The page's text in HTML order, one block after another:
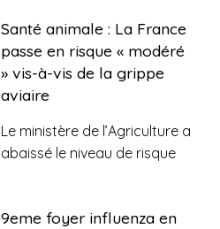
Santé animale : La France
passe en risque « modéré
» vis-à-vis de la grippe
aviaire
Le ministère de l’Agriculture a
abaissé le niveau de risque
9eme foyer influenza en